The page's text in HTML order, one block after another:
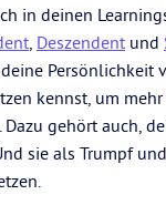
in deinen
, Deszendent und
Persönlichkeit
kennst, um
gehört auch,
sie als Trumpf